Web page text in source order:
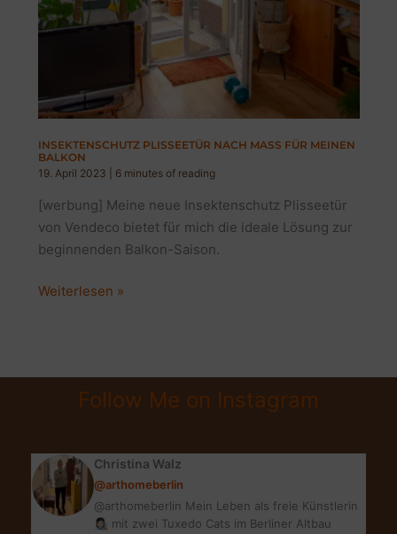
INSEKTENSCHUTZ PLISSEETÜR NACH MASS FÜR MEINEN B
ALKON
19. April 2023
6 minutes of reading
[werbung] Meine neue Insektenschutz Plisseetür
von Vendeco bietet für mich die ideale Lösung zur
beginnenden Balkon-Saison.
Insektenschutz
für
meinen
Weiterlesen »
Follow Me on Instagram
Christina Walz
@arthomeberlin
@arthomeberlin Mein Leben als freie Künstlerin
👩🏻‍🎨 mit zwei Tuxedo Cats im Berliner Altbau